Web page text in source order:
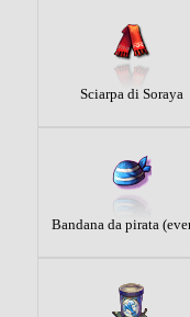
Sciarpa di Soraya
Bandana da pirata